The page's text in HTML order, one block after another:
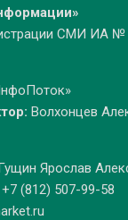
СМИ ИА
Волхонцев
Ярослав
+7 (812) 507-99-58